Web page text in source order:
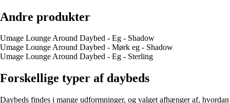
Andre produkter
Umage Lounge Around Daybed - Eg - Shadow
Umage Lounge Around Daybed - Mørk eg - Shadow
Umage Lounge Around Daybed - Eg - Sterling
Forskellige typer af daybeds
Daybeds findes i mange udformninger, og valget afhænger af, hvordan